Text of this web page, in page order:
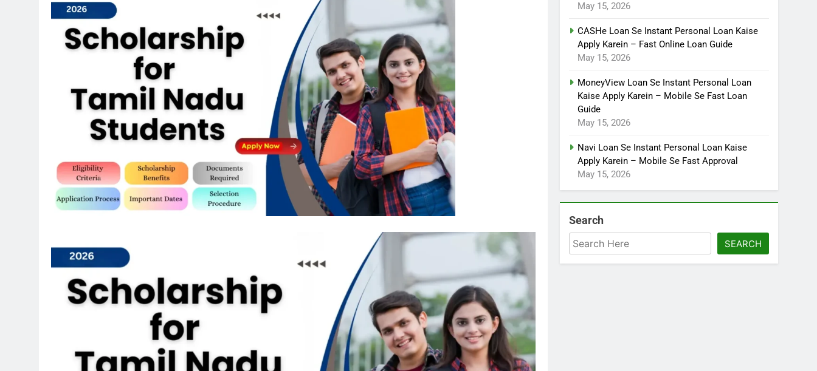
May 15, 2026
CASHe Loan Se Instant Personal Loan Kaise
Apply Karein – Fast Online Loan Guide
May 15, 2026
MoneyView Loan Se Instant Personal Loan
Kaise Apply Karein – Mobile Se Fast Loan
Guide
May 15, 2026
Navi Loan Se Instant Personal Loan Kaise
Apply Karein – Mobile Se Fast Approval
May 15, 2026
Search
SEARCH